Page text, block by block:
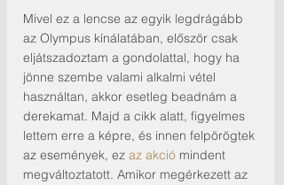
Mivel ez a lencse az egyik legdrágább
az Olympus kínálatában, először csak
eljátszadoztam a gondolattal, hogy ha
jönne szembe valami alkalmi vétel
használtan, akkor esetleg beadnám a
derekamat. Majd a cikk alatt, figyelmes
lettem erre a képre, és innen felpörögtek
az események, ez az akció mindent
megváltoztatott. Amikor megérkezett az